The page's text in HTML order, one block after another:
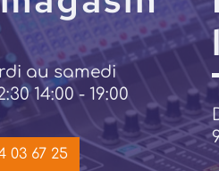
au samedi
14:00 - 19:00
03 67 25